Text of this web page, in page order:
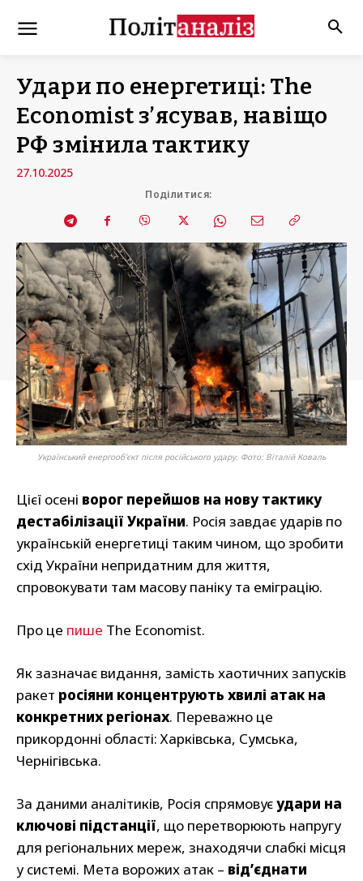
Удари по енергетиці: The
Economist з’ясував, навіщо
РФ змінила тактику
27.10.2025
Поділитися:
Український енергооб'єкт після російського удару. Фото: Віталій Коваль
Цієї осені ворог перейшов на нову тактику
дестабілізації України. Росія завдає ударів по
українській енергетиці таким чином, що зробити
схід України непридатним для життя,
спровокувати там масову паніку та еміграцію.
Про це пише The Economist.
Як зазначає видання, замість хаотичних запусків
ракет росіяни концентрують хвилі атак на
конкретних регіонах. Переважно це
прикордонні області: Харківська, Сумська,
Чернігівська.
За даними аналітиків, Росія спрямовуєудари на
ключові підстанції, що перетворюють напругу
для регіональних мереж, знаходячи слабкі місця
у системі. Мета ворожих атак – від’єднати